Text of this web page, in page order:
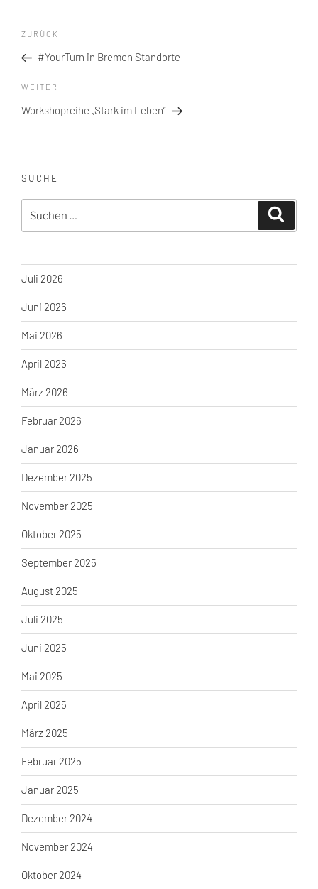
Beitragsnavigation
Vorheriger
Beitrag
ZURÜCK
#YourTurn in Bremen Standorte
Nächster
Beitrag
WEITER
Workshopreihe „Stark im Leben“
SUCHE
nach:
Juli 2026
Juni 2026
Mai 2026
April 2026
März 2026
Februar 2026
Januar 2026
Dezember 2025
November 2025
Oktober 2025
September 2025
August 2025
Juli 2025
Juni 2025
Mai 2025
April 2025
März 2025
Februar 2025
Januar 2025
Dezember 2024
November 2024
Oktober 2024